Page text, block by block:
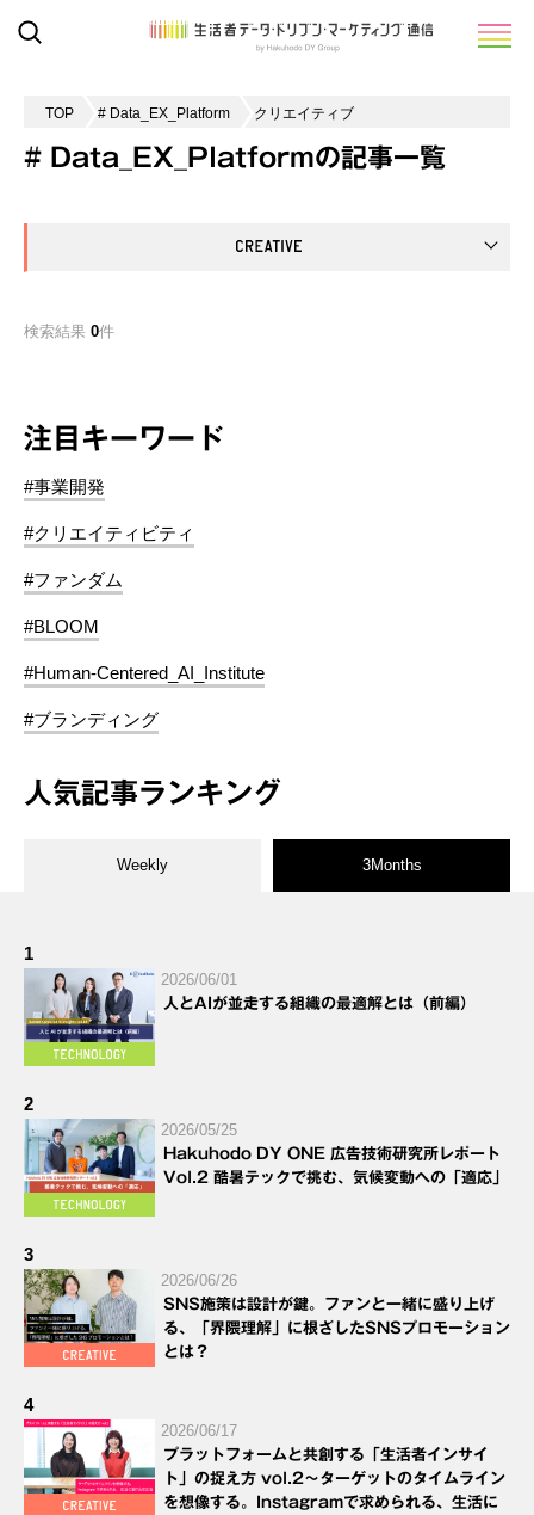
TOP # Data_EX_Platform クリエイティブ
# Data_EX_Platformの記事一覧
検索結果 0件
注目キーワード
#事業開発
#クリエイティビティ
#ファンダム
#BLOOM
#Human-Centered_AI_Institute
#ブランディング
人気記事ランキング
Weekly 3Months
1
2026/06/01
人とAIが並走する組織の最適解とは（前編）
2
2026/05/25
Hakuhodo DY ONE 広告技術研究所レポート
Vol.2 酷暑テックで挑む、気候変動への「適応」
3
2026/06/26
SNS施策は設計が鍵。ファンと一緒に盛り上げ
る、「界隈理解」に根ざしたSNSプロモーション
とは？
4
2026/06/17
プラットフォームと共創する「生活者インサイ
ト」の捉え方 vol.2～ターゲットのタイムライン
を想像する。Instagramで求められる、生活に